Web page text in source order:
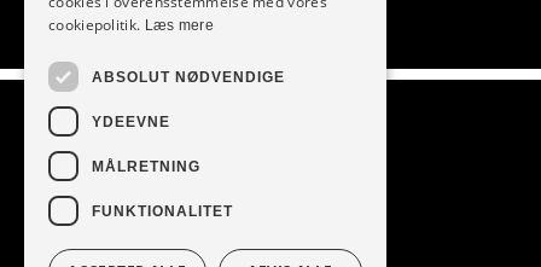
Vi modtager
cookiepolitik. Læs mere
ABSOLUT NØDVENDIGE
YDEEVNE
MÅLRETNING
FUNKTIONALITET